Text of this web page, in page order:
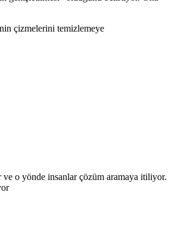
çizmelerini temizlemeye
ve o yönde insanlar çözüm aramaya itiliyor.